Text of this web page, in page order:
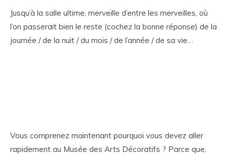
Jusqu’à la salle ultime, merveille d’entre les merveilles, où
l’on passerait bien le reste (cochez la bonne réponse) de la
journée / de la nuit / du mois / de l’année / de sa vie…
Vous comprenez maintenant pourquoi vous devez aller
rapidement au Musée des Arts Décoratifs ? Parce que,